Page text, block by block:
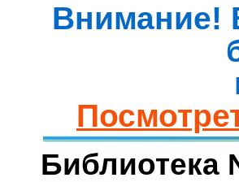
Внимание!
Библиотека